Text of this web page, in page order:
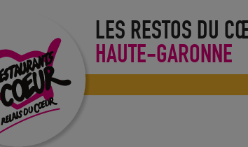
LES RESTOS DU
HAUTE-GARONNE